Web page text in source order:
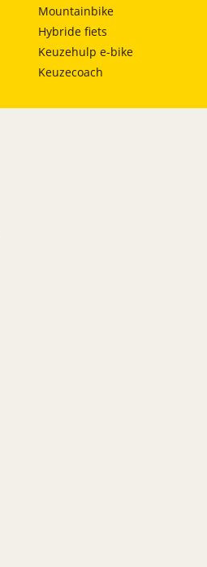
Mountainbike
Hybride fiets
Keuzehulp e-bike
Keuzecoach